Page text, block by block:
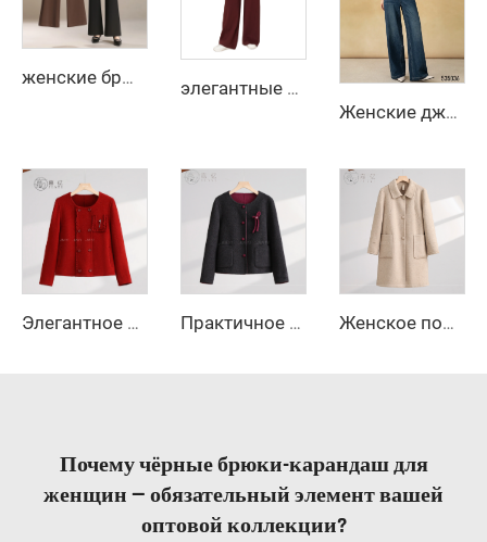
женские брюки 2025 лето, новинка, с высокой талией, приталенные, прямые, трикотажные повседневные расклешённые брюки
элегантные женские узкие брюки 2025, удобные повседневные длинные брюки из флисового материала с эластичными карманами и логотипом
Женские джинсы осеннего уличного стиля с высокой талией, широкими штанинами, расклешенные, с длинными рукавами, застежкой-молнией, устойчивые к морщинам
Элегантное женское зимнее стеганое шерстяное пальто с двойным рядом пуговиц и декором логотипа с мехом, новая коллекция, основной цвет Практичное двубортное шерстяное пальто с милой бабочкой и пуговицами, длинная зимняя куртка с практичными карманами Женское повседневное пальто из шерсти приталенного кроя, однотонная теплая куртка с длинными рукавами на осень и зиму, свободное пальто — акция по случаю сырьевой обработки
Почему чёрные брюки-карандаш для
женщин — обязательный элемент вашей
оптовой коллекции?